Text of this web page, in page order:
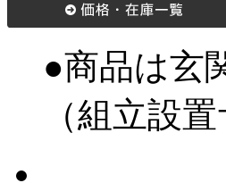
●商品は玄
（組立設